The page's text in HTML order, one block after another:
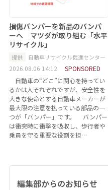
損傷バンパーを新品のバンパ
ーへ マツダが取り組む「水平
リサイクル」
提供 自動車リサイクル促進センター
2026.08.06 14:12
SPONSORED
自動車の“どこ”に関心を持ってい
るかは人それぞれですが、安全性を
大きな使命とする自動車メーカーが
最大限の注意を払っている部品の一
つが「バンパー」です。 バンパー
は衝突時に衝撃を吸収し、歩行者や
乗員を守る重要な役割を担…
編集部からのお知らせ